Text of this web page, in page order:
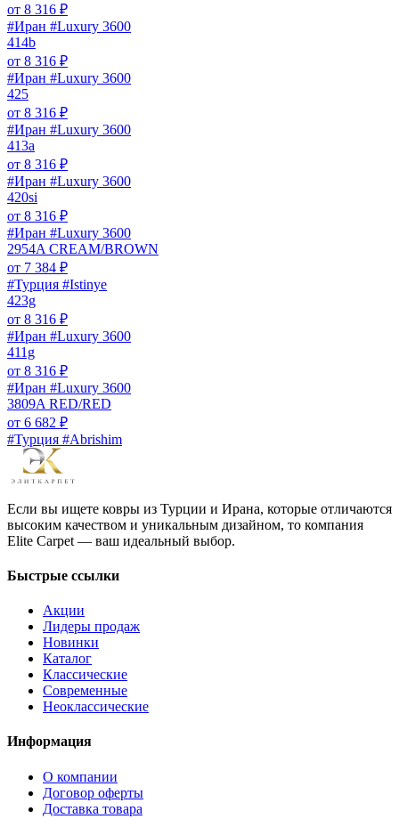
от 8 316 ₽
#Иран #Luxury 3600
414b
от 8 316 ₽
#Иран #Luxury 3600
425
от 8 316 ₽
#Иран #Luxury 3600
413a
от 8 316 ₽
#Иран #Luxury 3600
420si
от 8 316 ₽
#Иран #Luxury 3600
2954A CREAM/BROWN
от 7 384 ₽
#Турция #Istinye
423g
от 8 316 ₽
#Иран #Luxury 3600
411g
от 8 316 ₽
#Иран #Luxury 3600
3809A RED/RED
от 6 682 ₽
#Турция #Abrishim
Если вы ищете ковры из Турции и Ирана, которые отличаются
высоким качеством и уникальным дизайном, то компания
Elite Carpet — ваш идеальный выбор.
Быстрые ссылки
Акции
Лидеры продаж
Новинки
Каталог
Классические
Современные
Неоклассические
Информация
О компании
Договор оферты
Доставка товара